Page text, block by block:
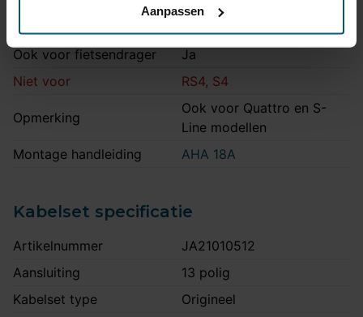
Aanpassen
Montagetijd
Ook voor fietsendrager
Ja
Niet voor
RS4, S4
Opmerking
Ook voor Quattro en S-
Line modellen
Montage handleiding
AHA 18A
Kabelset specificatie
Artikelnummer
JA21010512
Aansluiting
13 polig
Kabelset type
Origineel